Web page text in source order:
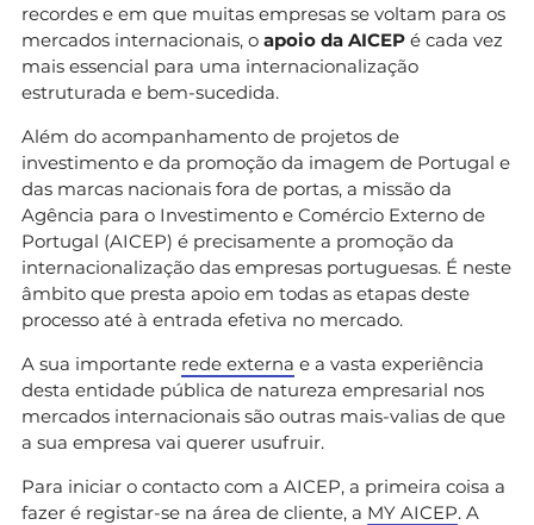
recordes e em que muitas empresas se voltam para os
mercados internacionais, o apoio da AICEP é cada vez
mais essencial para uma internacionalização
estruturada e bem-sucedida.
Além do acompanhamento de projetos de
investimento e da promoção da imagem de Portugal e
das marcas nacionais fora de portas, a missão da
Agência para o Investimento e Comércio Externo de
Portugal (AICEP) é precisamente a promoção da
internacionalização das empresas portuguesas. É neste
âmbito que presta apoio em todas as etapas deste
processo até à entrada efetiva no mercado.
A sua importante rede externa e a vasta experiência
desta entidade pública de natureza empresarial nos
mercados internacionais são outras mais-valias de que
a sua empresa vai querer usufruir.
Para iniciar o contacto com a AICEP, a primeira coisa a
fazer é registar-se na área de cliente, a MY AICEP. A